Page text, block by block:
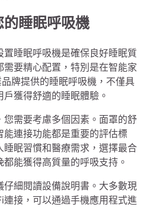
睡眠呼吸機
睡眠呼吸機是確保良好睡眠質
要精心配置，特別是在智能家
牌提供的睡眠呼吸機，不僅具
獲得舒適的睡眠體驗。
需要考慮多個因素。面罩的舒
連接功能都是重要的評估標
眠習慣和醫療需求，選擇最合
能獲得高質量的呼吸支持。
細閱讀設備說明書。大多數現
接，可以通過手機應用程式進